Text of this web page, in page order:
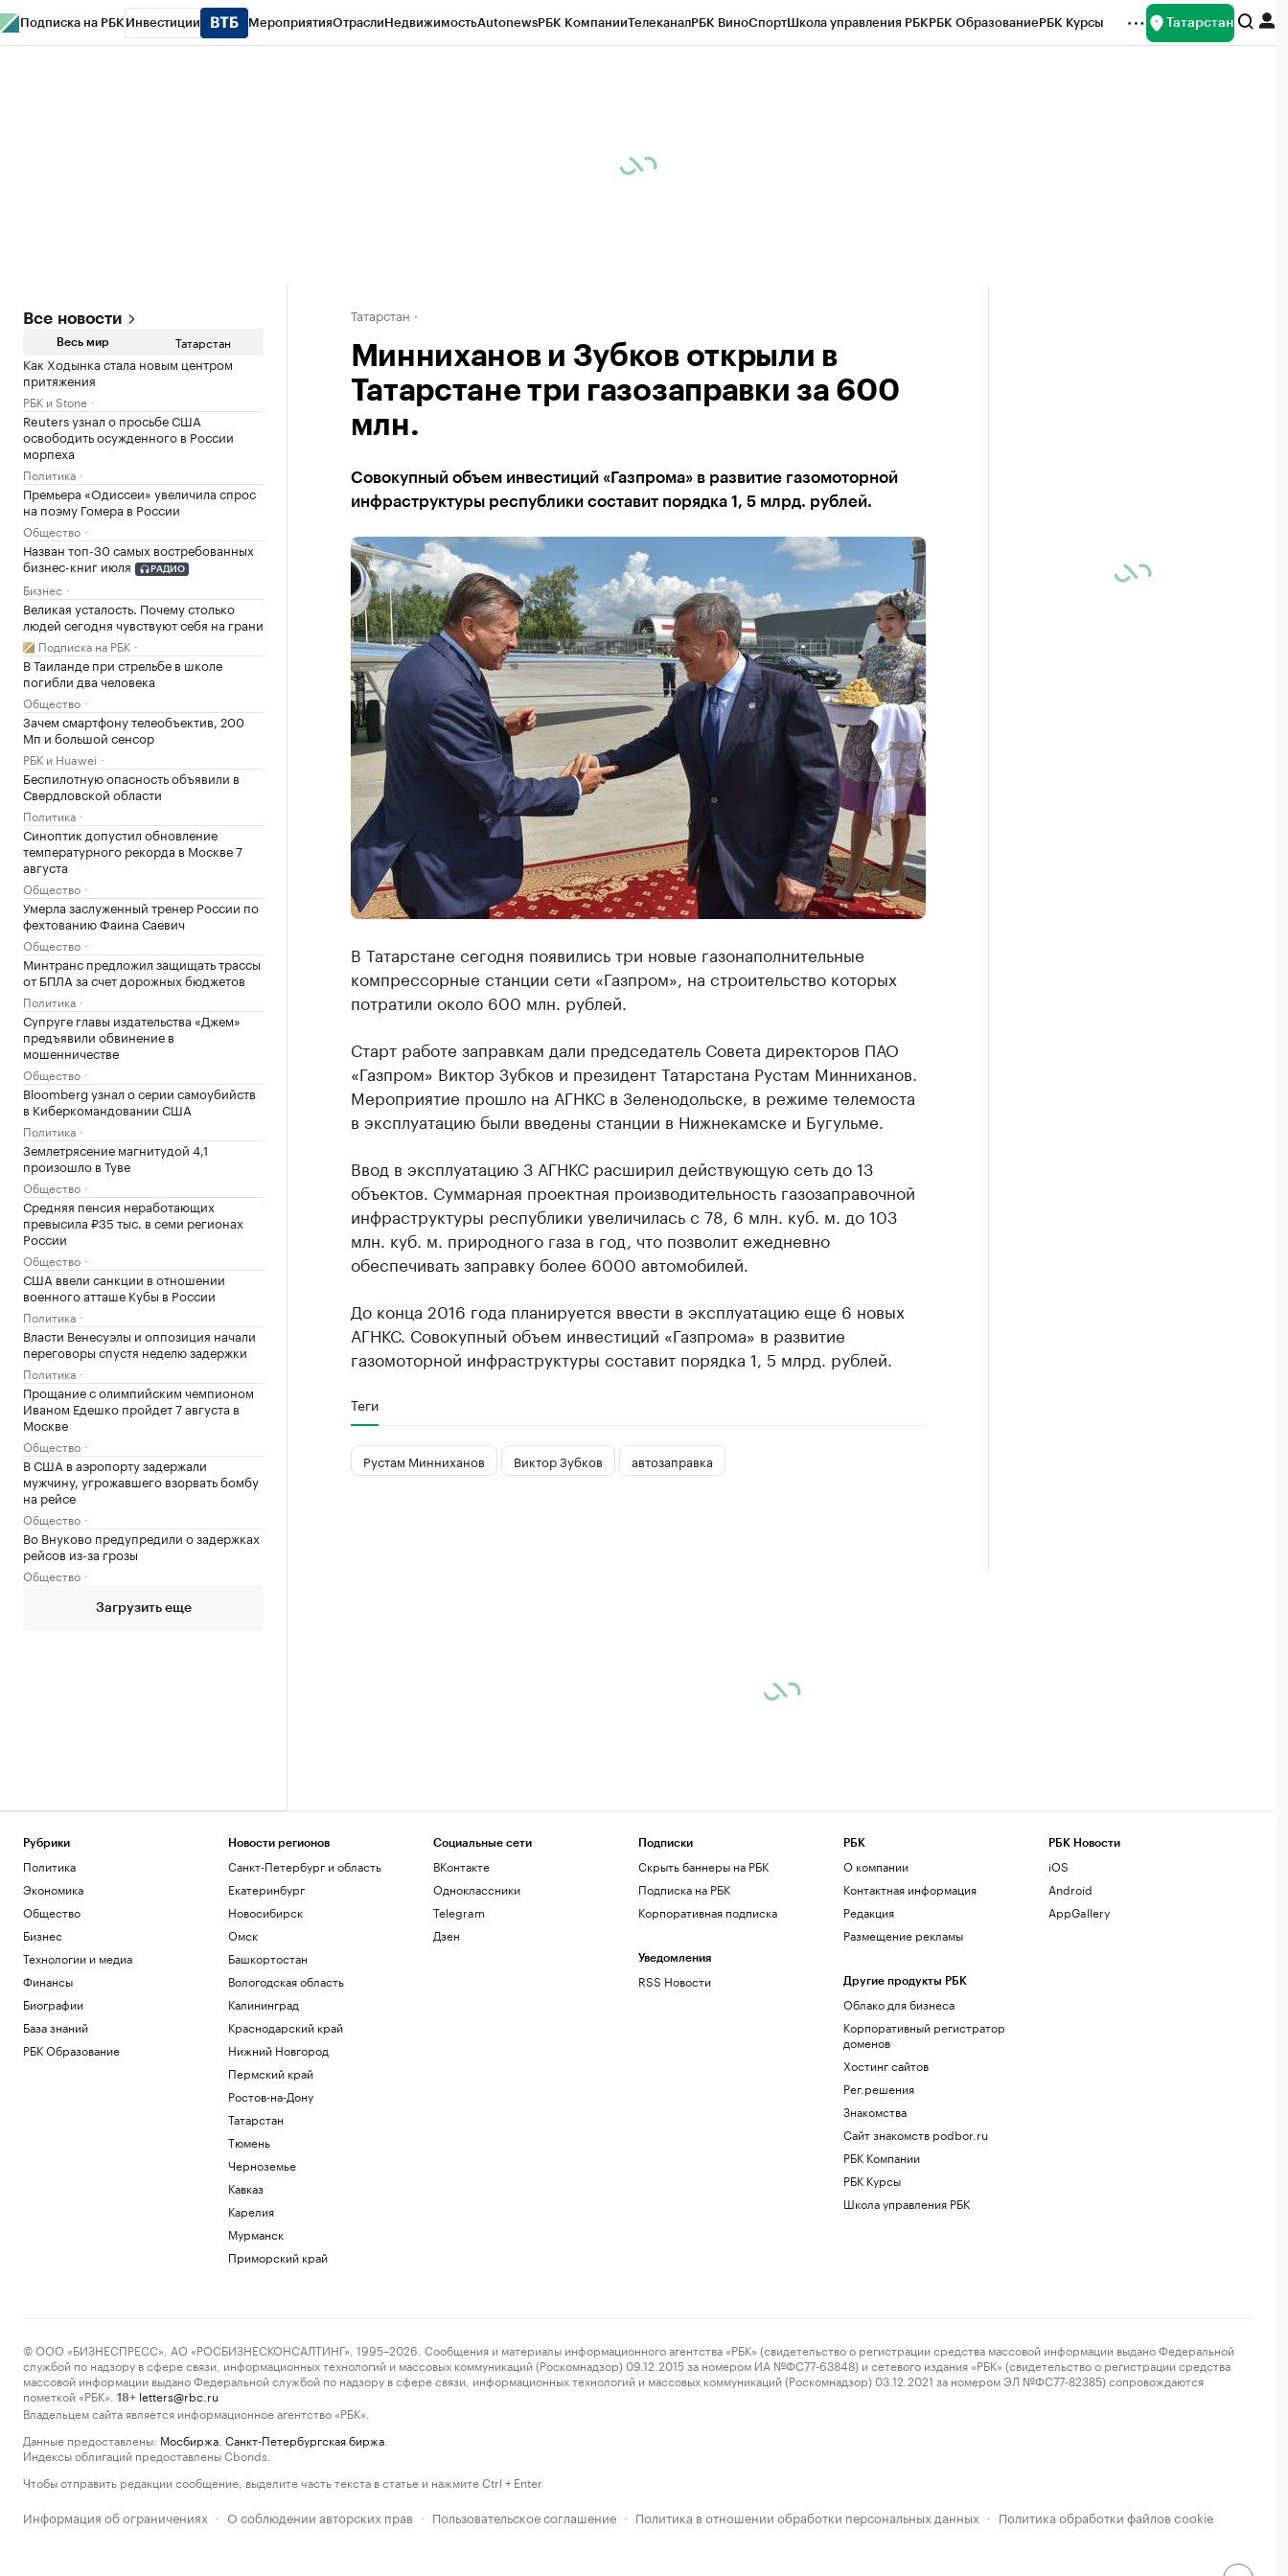
Подписка на РБК Инвестиции МероприятияОтраслиНедвижимостьAutonewsРБК КомпанииТелеканалРБК ВиноСпортШкола управления РБКРБК ОбразованиеРБК Курсы Татарстан
Все новости
Весь мир Татарстан
Как Ходынка стала новым центром
притяжения
РБК и Stone
Reuters узнал о просьбе США
освободить осужденного в России
морпеха
Политика
Премьера «Одиссеи» увеличила спрос
на поэму Гомера в России
Общество
Назван топ-30 самых востребованных
бизнес-книг июля
РАДИО
Бизнес
Великая усталость. Почему столько
людей сегодня чувствуют себя на грани
Подписка на РБК
В Таиланде при стрельбе в школе
погибли два человека
Общество
Зачем смартфону телеобъектив, 200
Мп и большой сенсор
РБК и Huawei
Беспилотную опасность объявили в
Свердловской области
Политика
Синоптик допустил обновление
температурного рекорда в Москве 7
августа
Общество
Умерла заслуженный тренер России по
фехтованию Фаина Саевич
Общество
Минтранс предложил защищать трассы
от БПЛА за счет дорожных бюджетов
Политика
Супруге главы издательства «Джем»
предъявили обвинение в
мошенничестве
Общество
Bloomberg узнал о серии самоубийств
в Киберкомандовании США
Политика
Землетрясение магнитудой 4,1
произошло в Туве
Общество
Средняя пенсия неработающих
превысила ₽35 тыс. в семи регионах
России
Общество
США ввели санкции в отношении
военного атташе Кубы в России
Политика
Власти Венесуэлы и оппозиция начали
переговоры спустя неделю задержки
Политика
Прощание с олимпийским чемпионом
Иваном Едешко пройдет 7 августа в
Москве
Общество
В США в аэропорту задержали
мужчину, угрожавшего взорвать бомбу
на рейсе
Общество
Во Внуково предупредили о задержках
рейсов из-за грозы
Общество
Загрузить еще
Татарстан
Минниханов и Зубков открыли в
Татарстане три газозаправки за 600
млн.
Совокупный объем инвестиций «Газпрома» в развитие газомоторной
инфраструктуры республики составит порядка 1, 5 млрд. рублей.
В Татарстане сегодня появились три новые газонаполнительные
компрессорные станции сети «Газпром», на строительство которых
потратили около 600 млн. рублей.
Старт работе заправкам дали председатель Совета директоров ПАО
«Газпром» Виктор Зубков и президент Татарстана Рустам Минниханов.
Мероприятие прошло на АГНКС в Зеленодольске, в режиме телемоста
в эксплуатацию были введены станции в Нижнекамске и Бугульме.
Ввод в эксплуатацию 3 АГНКС расширил действующую сеть до 13
объектов. Суммарная проектная производительность газозаправочной
инфраструктуры республики увеличилась с 78, 6 млн. куб. м. до 103
млн. куб. м. природного газа в год, что позволит ежедневно
обеспечивать заправку более 6000 автомобилей.
До конца 2016 года планируется ввести в эксплуатацию еще 6 новых
АГНКС. Совокупный объем инвестиций «Газпрома» в развитие
газомоторной инфраструктуры составит порядка 1, 5 млрд. рублей.
Теги
Рустам Минниханов Виктор Зубков автозаправка
Рубрики
Политика
Экономика
Общество
Бизнес
Технологии и медиа
Финансы
Биографии
База знаний
РБК Образование
Новости регионов
Санкт-Петербург и область
Екатеринбург
Новосибирск
Омск
Башкортостан
Вологодская область
Калининград
Краснодарский край
Нижний Новгород
Пермский край
Ростов-на-Дону
Татарстан
Тюмень
Черноземье
Кавказ
Карелия
Мурманск
Приморский край
Социальные сети
ВКонтакте
Одноклассники
Telegram
Дзен
Подписки
Скрыть баннеры на РБК
Подписка на РБК
Корпоративная подписка
Уведомления
RSS Новости
РБК
О компании
Контактная информация
Редакция
Размещение рекламы
Другие продукты РБК
Облако для бизнеса
Корпоративный регистратор
доменов
Хостинг сайтов
Рег.решения
Знакомства
Сайт знакомств podbor.ru
РБК Компании
РБК Курсы
Школа управления РБК
РБК Новости
iOS
Android
AppGallery
© ООО «БИЗНЕСПРЕСС», АО «РОСБИЗНЕСКОНСАЛТИНГ», 1995–2026. Сообщения и материалы информационного агентства «РБК» (свидетельство о регистрации средства массовой информации выдано Федеральной
службой по надзору в сфере связи, информационных технологий и массовых коммуникаций (Роскомнадзор) 09.12.2015 за номером ИА №ФС77-63848) и сетевого издания «РБК» (свидетельство о регистрации средства
массовой информации выдано Федеральной службой по надзору в сфере связи, информационных технологий и массовых коммуникаций (Роскомнадзор) 03.12.2021 за номером ЭЛ №ФС77-82385) сопровождаются
пометкой «РБК».
18+ letters@rbc.ru
Владельцем сайта является информационное агентство «РБК».
Данные предоставлены: Мосбиржа Санкт-Петербургская биржа
Индексы облигаций предоставлены Cbonds.
Чтобы отправить редакции сообщение, выделите часть текста в статье и нажмите Ctrl + Enter
Информация об ограничениях · О соблюдении авторских прав · Пользовательское соглашение · Политика в отношении обработки персональных данных · Политика обработки файлов cookie